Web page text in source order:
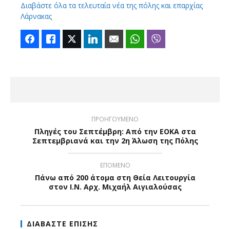
Διαβάστε όλα τα τελευταία νέα της πόλης και επαρχίας
Λάρνακας
FacebookLike Twitter LinkedIn Email WhatsApp
ΠΡΟΗΓΟΥΜΕΝΟ
Πληγές του Σεπτέμβρη: Από την ΕΟΚΑ στα
Σεπτεμβριανά και την 2η Άλωση της Πόλης
ΕΠΟΜΕΝΟ
Πάνω από 200 άτομα στη Θεία Λειτουργία
στον Ι.Ν. Αρχ. Μιχαήλ Αιγιαλούσας
ΔΙΑΒΑΣΤΕ ΕΠΙΣΗΣ